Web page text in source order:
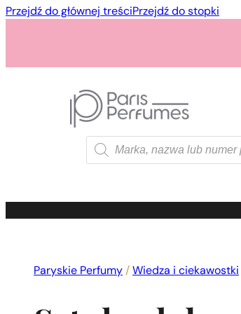
Przejdź do głównej treściPrzejdź do stopki
Wyszukiwarka
produktów
Paryskie Perfumy / Wiedza i ciekawostki